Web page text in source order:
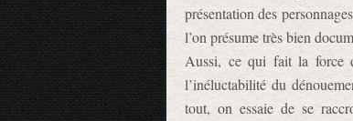
présentation des
l’on présume très bien
Aussi, ce qui fait la force
l’inéluctabilité du
tout, on essaie de se